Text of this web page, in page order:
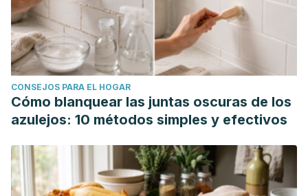
CONSEJOS PARA EL HOGAR
Cómo blanquear las juntas oscuras de los
azulejos: 10 métodos simples y efectivos